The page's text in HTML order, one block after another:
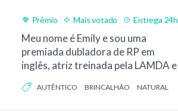
Prêmio Mais votado Entrega 24h
Meu nome é Emily e sou uma
premiada dubladora de RP em
inglês, atriz treinada pela LAMDA e
AUTÊNTICO BRINCALHÃO NATURAL